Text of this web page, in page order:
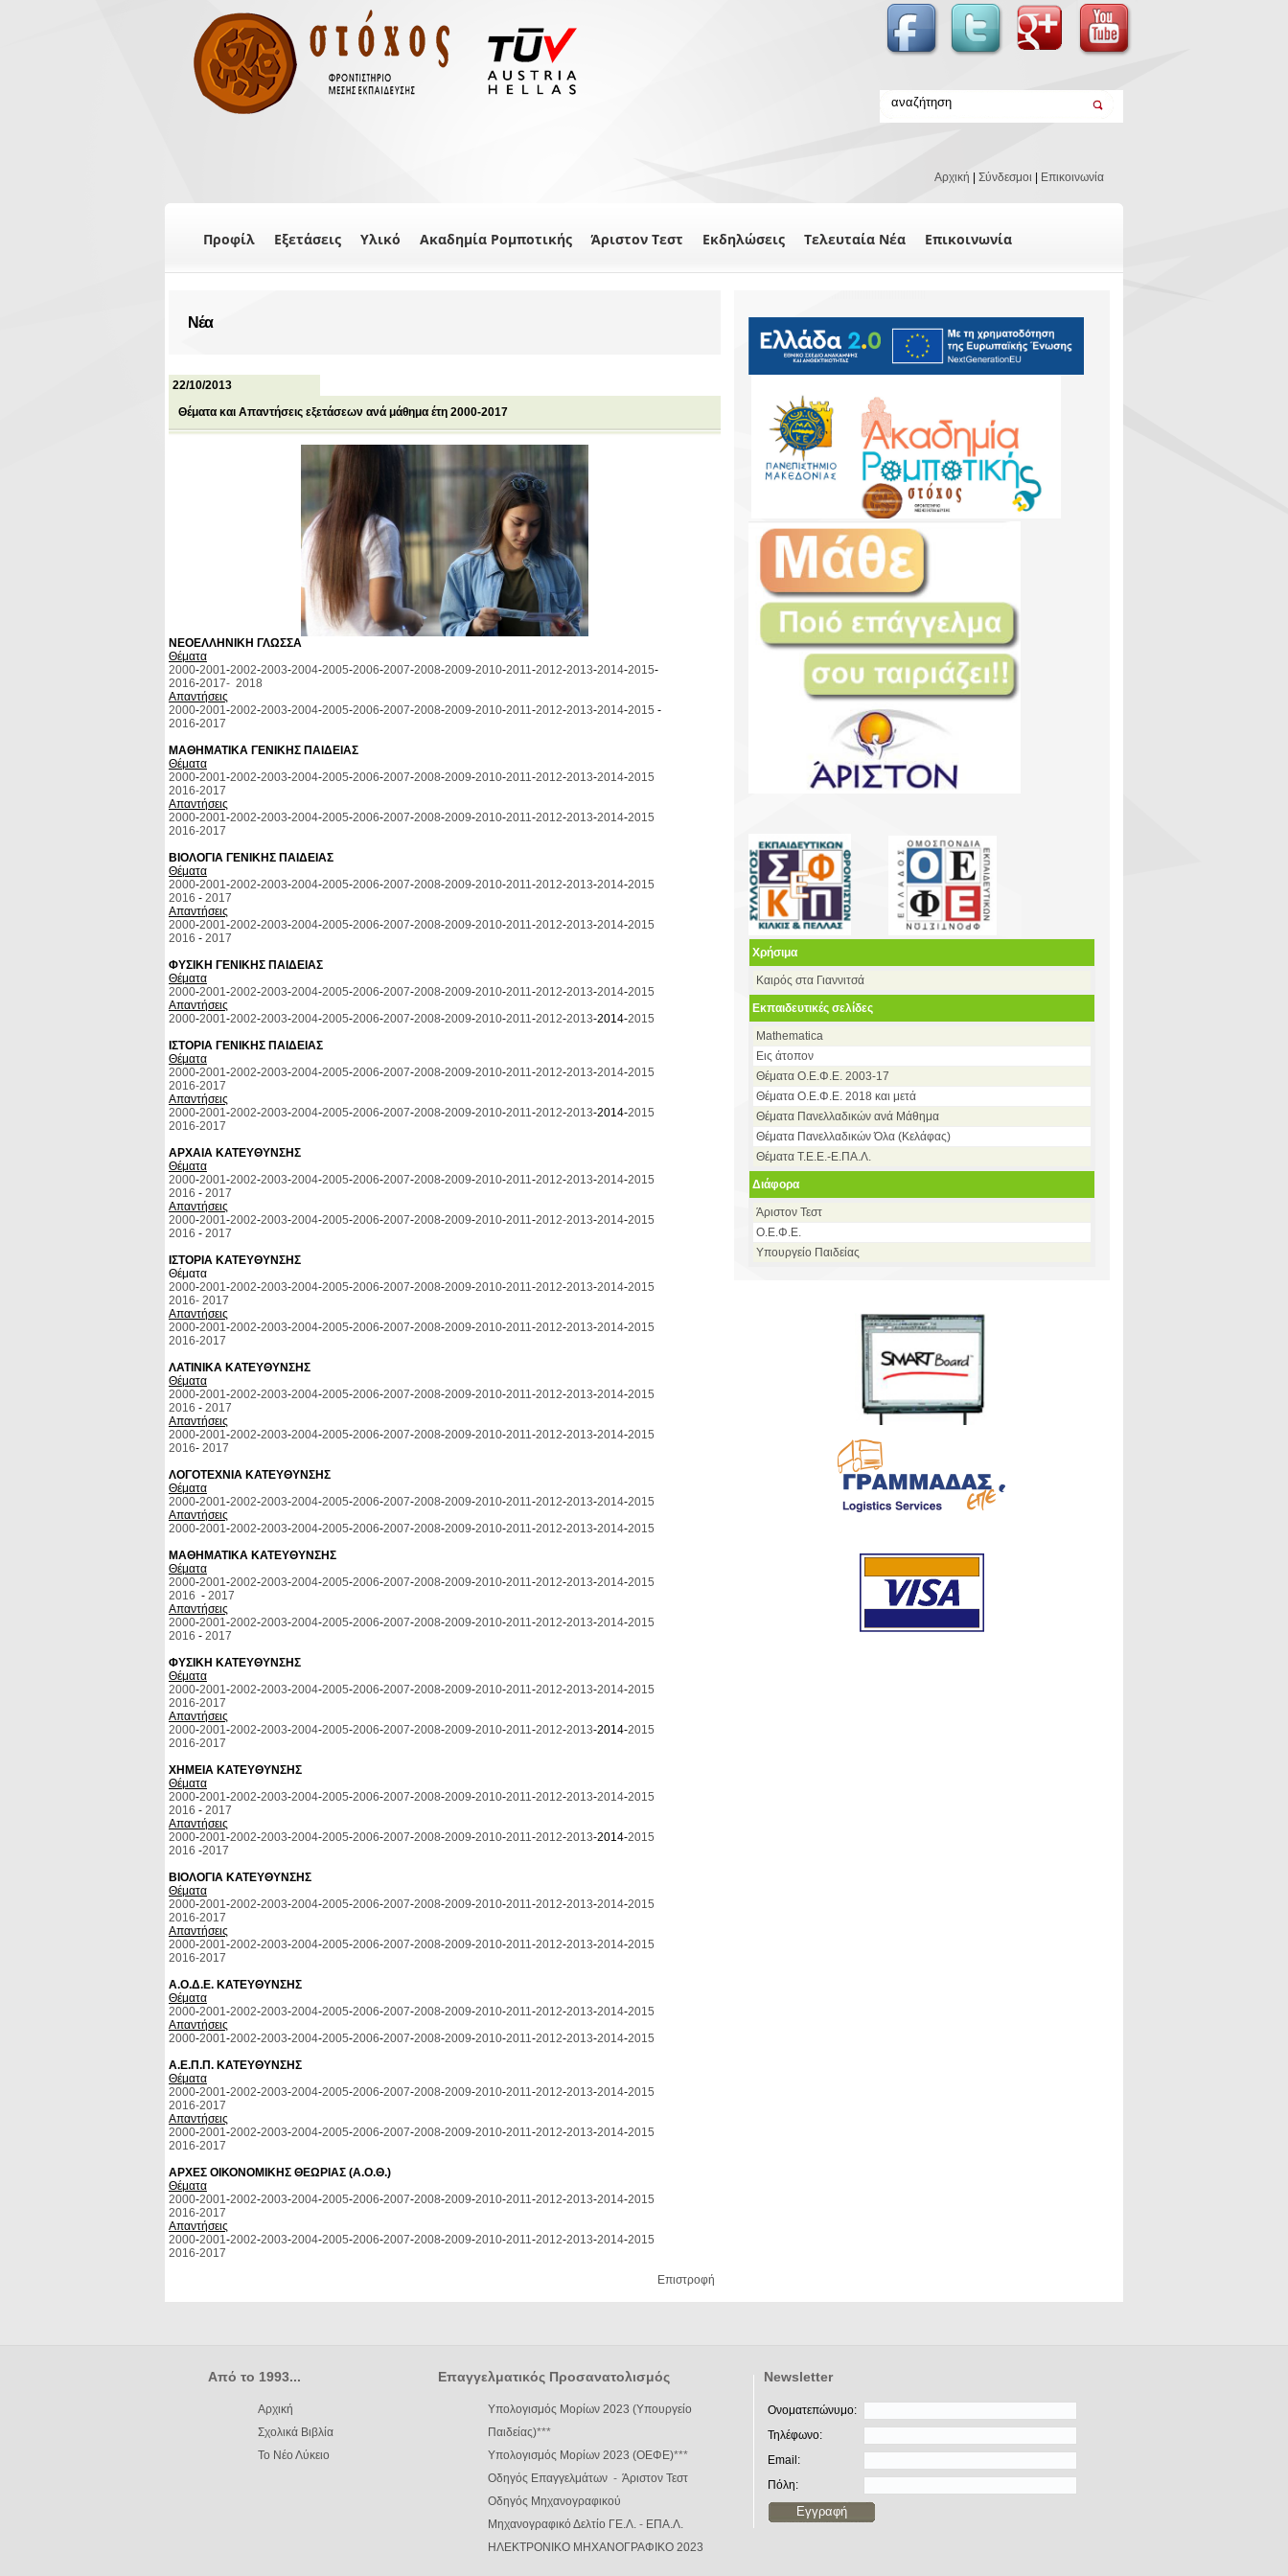
Αρχική Σύνδεσμοι Επικοινωνία
Προφίλ Εξετάσεις Υλικό Ακαδημία Ρομποτικής Άριστον Τεστ Εκδηλώσεις Τελευταία Νέα Επικοινωνία
Νέα
22/10/2013
Θέματα και Απαντήσεις εξετάσεων ανά μάθημα έτη 2000-2017
ΝΕΟΕΛΛΗΝΙΚΗ ΓΛΩΣΣΑ
Θέματα
2000-2001-2002-2003-2004-2005-2006-2007-2008-2009-2010-2011-2012-2013-2014-2015-
2016-2017- 2018
Απαντήσεις
2000-2001-2002-2003-2004-2005-2006-2007-2008-2009-2010-2011-2012-2013-2014-2015 -
2016-2017
ΜΑΘΗΜΑΤΙΚΑ ΓΕΝΙΚΗΣ ΠΑΙΔΕΙΑΣ
Θέματα
2000-2001-2002-2003-2004-2005-2006-2007-2008-2009-2010-2011-2012-2013-2014-2015
2016-2017
Απαντήσεις
2000-2001-2002-2003-2004-2005-2006-2007-2008-2009-2010-2011-2012-2013-2014-2015
2016-2017
ΒΙΟΛΟΓΙΑ ΓΕΝΙΚΗΣ ΠΑΙΔΕΙΑΣ
Θέματα
2000-2001-2002-2003-2004-2005-2006-2007-2008-2009-2010-2011-2012-2013-2014-2015
2016 - 2017
Απαντήσεις
2000-2001-2002-2003-2004-2005-2006-2007-2008-2009-2010-2011-2012-2013-2014-2015
2016 - 2017
ΦΥΣΙΚΗ ΓΕΝΙΚΗΣ ΠΑΙΔΕΙΑΣ
Θέματα
2000-2001-2002-2003-2004-2005-2006-2007-2008-2009-2010-2011-2012-2013-2014-2015
Απαντήσεις
2000-2001-2002-2003-2004-2005-2006-2007-2008-2009-2010-2011-2012-2013-2014-2015
ΙΣΤΟΡΙΑ ΓΕΝΙΚΗΣ ΠΑΙΔΕΙΑΣ
Θέματα
2000-2001-2002-2003-2004-2005-2006-2007-2008-2009-2010-2011-2012-2013-2014-2015
2016-2017
Απαντήσεις
2000-2001-2002-2003-2004-2005-2006-2007-2008-2009-2010-2011-2012-2013-2014-2015
2016-2017
ΑΡΧΑΙΑ ΚΑΤΕΥΘΥΝΣΗΣ
Θέματα
2000-2001-2002-2003-2004-2005-2006-2007-2008-2009-2010-2011-2012-2013-2014-2015
2016 - 2017
Απαντήσεις
2000-2001-2002-2003-2004-2005-2006-2007-2008-2009-2010-2011-2012-2013-2014-2015
2016 - 2017
ΙΣΤΟΡΙΑ ΚΑΤΕΥΘΥΝΣΗΣ
Θέματα
2000-2001-2002-2003-2004-2005-2006-2007-2008-2009-2010-2011-2012-2013-2014-2015
2016- 2017
Απαντήσεις
2000-2001-2002-2003-2004-2005-2006-2007-2008-2009-2010-2011-2012-2013-2014-2015
2016-2017
ΛΑΤΙΝΙΚΑ ΚΑΤΕΥΘΥΝΣΗΣ
Θέματα
2000-2001-2002-2003-2004-2005-2006-2007-2008-2009-2010-2011-2012-2013-2014-2015
2016 - 2017
Απαντήσεις
2000-2001-2002-2003-2004-2005-2006-2007-2008-2009-2010-2011-2012-2013-2014-2015
2016- 2017
ΛΟΓΟΤΕΧΝΙΑ ΚΑΤΕΥΘΥΝΣΗΣ
Θέματα
2000-2001-2002-2003-2004-2005-2006-2007-2008-2009-2010-2011-2012-2013-2014-2015
Απαντήσεις
2000-2001-2002-2003-2004-2005-2006-2007-2008-2009-2010-2011-2012-2013-2014-2015
ΜΑΘΗΜΑΤΙΚΑ ΚΑΤΕΥΘΥΝΣΗΣ
Θέματα
2000-2001-2002-2003-2004-2005-2006-2007-2008-2009-2010-2011-2012-2013-2014-2015
2016 - 2017
Απαντήσεις
2000-2001-2002-2003-2004-2005-2006-2007-2008-2009-2010-2011-2012-2013-2014-2015
2016 - 2017
ΦΥΣΙΚΗ ΚΑΤΕΥΘΥΝΣΗΣ
Θέματα
2000-2001-2002-2003-2004-2005-2006-2007-2008-2009-2010-2011-2012-2013-2014-2015
2016-2017
Απαντήσεις
2000-2001-2002-2003-2004-2005-2006-2007-2008-2009-2010-2011-2012-2013-2014-2015
2016-2017
ΧΗΜΕΙΑ ΚΑΤΕΥΘΥΝΣΗΣ
Θέματα
2000-2001-2002-2003-2004-2005-2006-2007-2008-2009-2010-2011-2012-2013-2014-2015
2016 - 2017
Απαντήσεις
2000-2001-2002-2003-2004-2005-2006-2007-2008-2009-2010-2011-2012-2013-2014-2015
2016 -2017
ΒΙΟΛΟΓΙΑ ΚΑΤΕΥΘΥΝΣΗΣ
Θέματα
2000-2001-2002-2003-2004-2005-2006-2007-2008-2009-2010-2011-2012-2013-2014-2015
2016-2017
Απαντήσεις
2000-2001-2002-2003-2004-2005-2006-2007-2008-2009-2010-2011-2012-2013-2014-2015
2016-2017
Α.Ο.Δ.Ε. ΚΑΤΕΥΘΥΝΣΗΣ
Θέματα
2000-2001-2002-2003-2004-2005-2006-2007-2008-2009-2010-2011-2012-2013-2014-2015
Απαντήσεις
2000-2001-2002-2003-2004-2005-2006-2007-2008-2009-2010-2011-2012-2013-2014-2015
Α.Ε.Π.Π. ΚΑΤΕΥΘΥΝΣΗΣ
Θέματα
2000-2001-2002-2003-2004-2005-2006-2007-2008-2009-2010-2011-2012-2013-2014-2015
2016-2017
Απαντήσεις
2000-2001-2002-2003-2004-2005-2006-2007-2008-2009-2010-2011-2012-2013-2014-2015
2016-2017
ΑΡΧΕΣ ΟΙΚΟΝΟΜΙΚΗΣ ΘΕΩΡΙΑΣ (Α.Ο.Θ.)
Θέματα
2000-2001-2002-2003-2004-2005-2006-2007-2008-2009-2010-2011-2012-2013-2014-2015
2016-2017
Απαντήσεις
2000-2001-2002-2003-2004-2005-2006-2007-2008-2009-2010-2011-2012-2013-2014-2015
2016-2017
Επιστροφή
Χρήσιμα
Καιρός στα Γιαννιτσά
Εκπαιδευτικές σελίδες
Mathematica
Εις άτοπον
Θέματα Ο.Ε.Φ.Ε. 2003-17
Θέματα Ο.Ε.Φ.Ε. 2018 και μετά
Θέματα Πανελλαδικών ανά Μάθημα
Θέματα Πανελλαδικών Όλα (Κελάφας)
Θέματα Τ.Ε.Ε.-Ε.ΠΑ.Λ.
Διάφορα
Άριστον Τεστ
Ο.Ε.Φ.Ε.
Υπουργείο Παιδείας
Από το 1993...
Αρχική
Σχολικά Βιβλία
Το Νέο Λύκειο
Επαγγελματικός Προσανατολισμός
Υπολογισμός Μορίων 2023 (Υπουργείο
Παιδείας)***
Υπολογισμός Μορίων 2023 (ΟΕΦΕ)***
Οδηγός Επαγγελμάτων - Άριστον Τεστ
Οδηγός Μηχανογραφικού
Μηχανογραφικό Δελτίο ΓΕ.Λ. - ΕΠΑ.Λ.
ΗΛΕΚΤΡΟΝΙΚΟ ΜΗΧΑΝΟΓΡΑΦΙΚΟ 2023
Newsletter
Ονοματεπώνυμο:
Τηλέφωνο:
Email:
Πόλη: